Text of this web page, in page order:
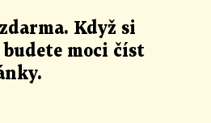
zdarma. Když si
moci číst
.